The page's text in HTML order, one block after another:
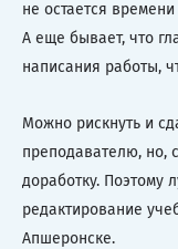
не остается
А еще бывает, что
написания работы,
Можно рискнуть и
преподавателю, но,
доработку. Поэтому
редактирование
Апшеронске.